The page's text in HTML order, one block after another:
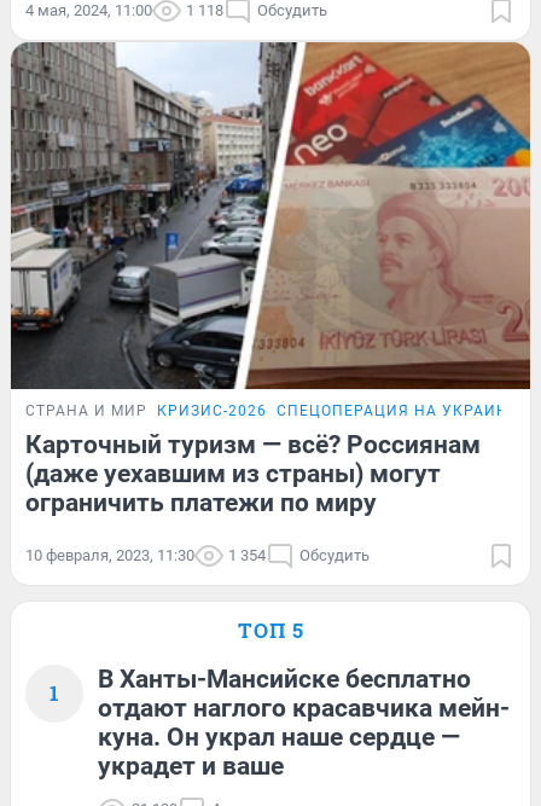
4 мая, 2024, 11:00 1 118 Обсудить
СТРАНА И МИР КРИЗИС-2026 СПЕЦОПЕРАЦИЯ НА УКРАИНЕ
Карточный туризм — всё? Россиянам
(даже уехавшим из страны) могут
ограничить платежи по миру
10 февраля, 2023, 11:30 1 354 Обсудить
ТОП 5
1
В Ханты-Мансийске бесплатно
отдают наглого красавчика мейн-
куна. Он украл наше сердце —
украдет и ваше